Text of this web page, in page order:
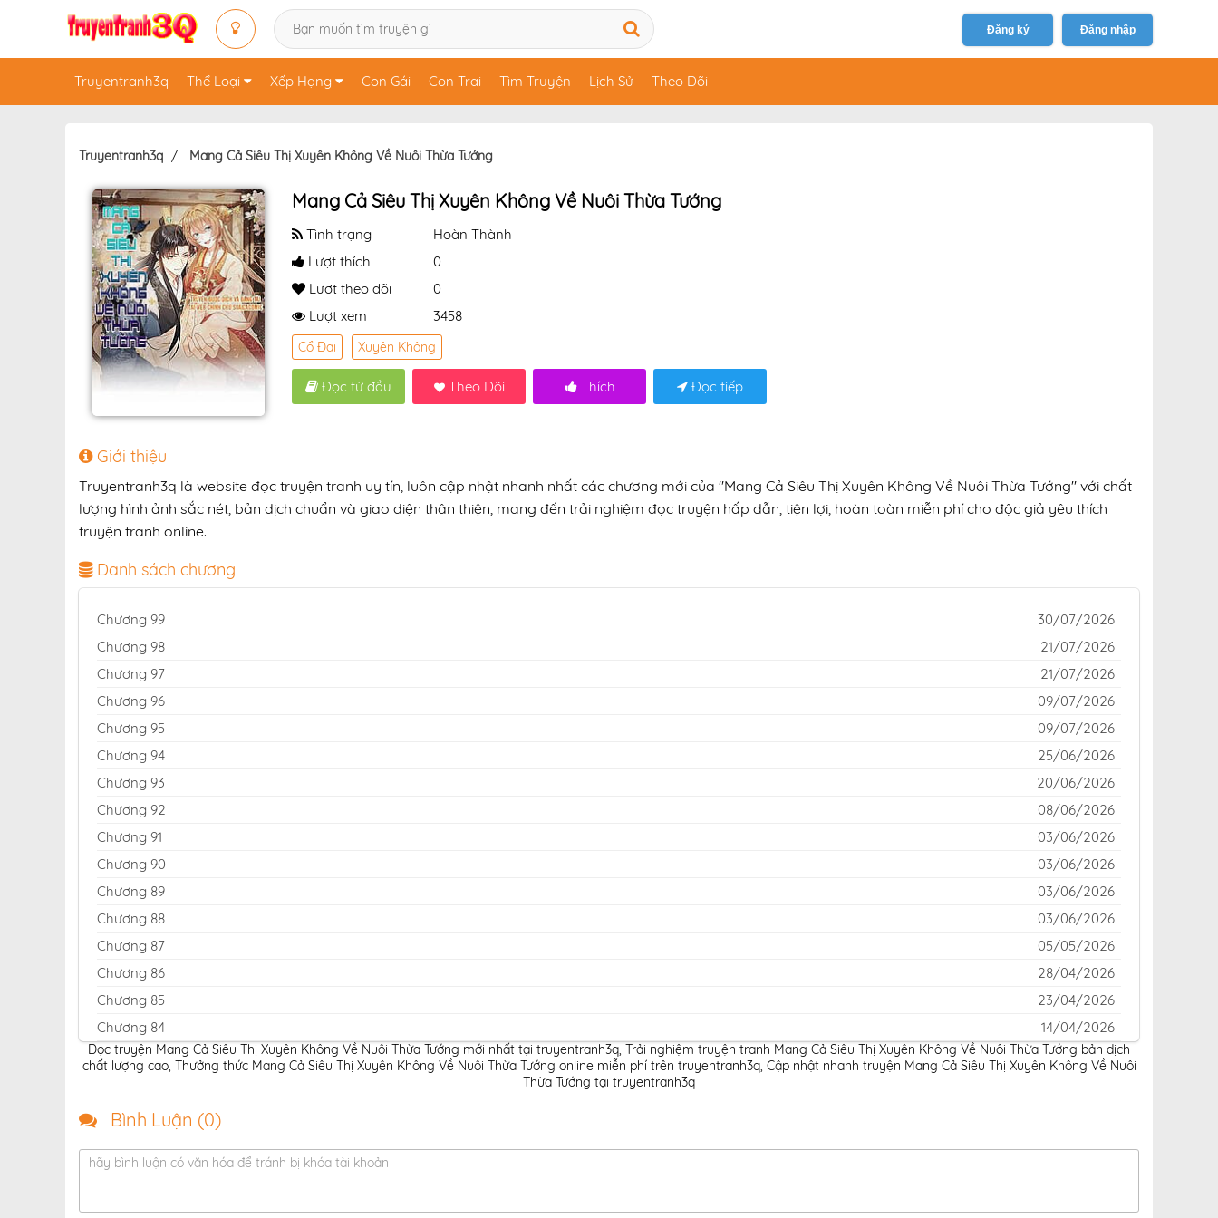
Đăng ký Đăng nhập
Truyentranh3q Thể Loại Xếp Hạng Con Gái Con Trai Tìm Truyện Lịch Sử Theo Dõi
Truyentranh3q Mang Cả Siêu Thị Xuyên Không Về Nuôi Thừa Tướng
Mang Cả Siêu Thị Xuyên Không Về Nuôi Thừa Tướng
Tình trạng
Hoàn Thành
Lượt thích
0
Lượt theo dõi
0
Lượt xem
3458
Cổ Đại Xuyên Không
Đọc từ đầu Theo Dõi Thích Đọc tiếp
Giới thiệu
Truyentranh3q là website đọc truyện tranh uy tín, luôn cập nhật nhanh nhất các chương mới của "Mang Cả Siêu Thị Xuyên Không Về Nuôi Thừa Tướng" với chất
lượng hình ảnh sắc nét, bản dịch chuẩn và giao diện thân thiện, mang đến trải nghiệm đọc truyện hấp dẫn, tiện lợi, hoàn toàn miễn phí cho độc giả yêu thích
truyện tranh online.
Danh sách chương
Chương 99
30/07/2026
Chương 98
21/07/2026
Chương 97
21/07/2026
Chương 96
09/07/2026
Chương 95
09/07/2026
Chương 94
25/06/2026
Chương 93
20/06/2026
Chương 92
08/06/2026
Chương 91
03/06/2026
Chương 90
03/06/2026
Chương 89
03/06/2026
Chương 88
03/06/2026
Chương 87
05/05/2026
Chương 86
28/04/2026
Chương 85
23/04/2026
Chương 84
14/04/2026
Chương 83
14/04/2026
Chương 81
Chương 79
Đọc truyện Mang Cả Siêu Thị Xuyên Không Về Nuôi Thừa Tướng mới nhất tại truyentranh3q, Trải nghiệm truyện tranh Mang Cả Siêu Thị Xuyên Không Về Nuôi Thừa Tướng bản dịch
chất lượng cao, Thưởng thức Mang Cả Siêu Thị Xuyên Không Về Nuôi Thừa Tướng online miễn phí trên truyentranh3q, Cập nhật nhanh truyện Mang Cả Siêu Thị Xuyên Không Về Nuôi
Thừa Tướng tại truyentranh3q
Bình Luận (0)
hãy bình luận có văn hóa để tránh bị khóa tài khoản